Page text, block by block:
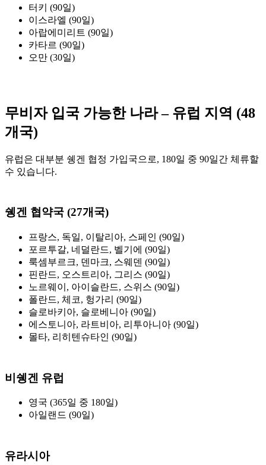
터키 (90일)
이스라엘 (90일)
아랍에미리트 (90일)
카타르 (90일)
오만 (30일)
무비자 입국 가능한 나라 – 유럽 지역 (48
개국)
유럽은 대부분 쉥겐 협정 가입국으로, 180일 중 90일간 체류할
수 있습니다.
쉥겐 협약국 (27개국)
프랑스, 독일, 이탈리아, 스페인 (90일)
포르투갈, 네덜란드, 벨기에 (90일)
룩셈부르크, 덴마크, 스웨덴 (90일)
핀란드, 오스트리아, 그리스 (90일)
노르웨이, 아이슬란드, 스위스 (90일)
폴란드, 체코, 헝가리 (90일)
슬로바키아, 슬로베니아 (90일)
에스토니아, 라트비아, 리투아니아 (90일)
몰타, 리히텐슈타인 (90일)
비쉥겐 유럽
영국 (365일 중 180일)
아일랜드 (90일)
유라시아